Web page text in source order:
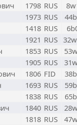
1798 RUS
1973 RUS
1418 RUS
1921 RUS
1853 RUS
1905 RUS
1806 FID
1693 RUS
1838 RUS
1840 RUS
1818 RUS